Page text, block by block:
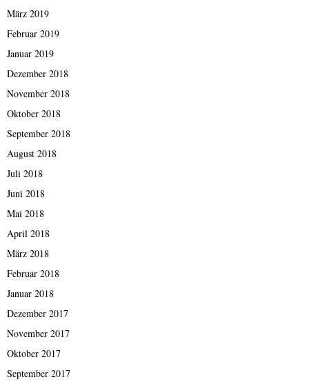
März 2019
Februar 2019
Januar 2019
Dezember 2018
November 2018
Oktober 2018
September 2018
August 2018
Juli 2018
Juni 2018
Mai 2018
April 2018
März 2018
Februar 2018
Januar 2018
Dezember 2017
November 2017
Oktober 2017
September 2017